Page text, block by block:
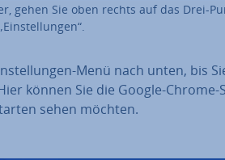
gehen Sie oben rechts auf das Drei-
Menü nach unten, bis
können Sie die Google-
sehen möchten.